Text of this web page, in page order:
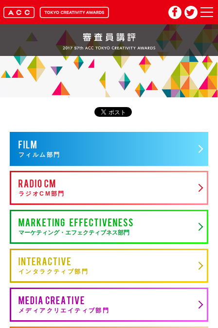
HOME
マイページ
2026年審査委員紹介
サイト利用規約 運営団体
プライバシーポリシー
フィルム部門
ラジオCM部門
マーケティング・エフェクティブネス部門
インタラクティブ部門
メディアクリエイティブ部門